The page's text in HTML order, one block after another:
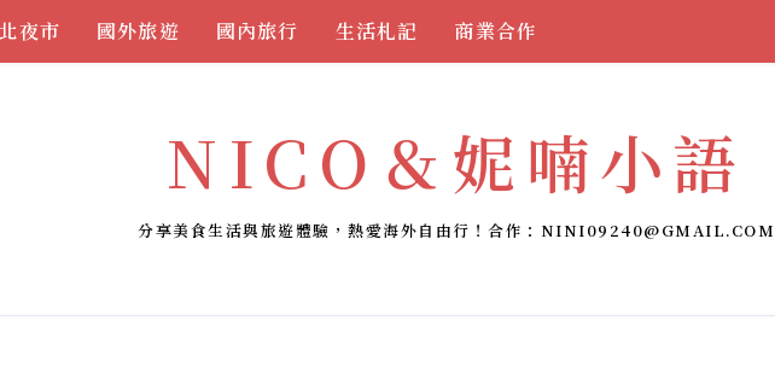
夜市 國外旅遊 國內旅行 生活札記 商業合作
NICO＆妮喃小語
分享美食生活與旅遊體驗，熱愛海外自由行！合作： NINI09240@GMAIL.COM